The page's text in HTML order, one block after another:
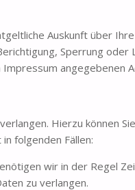
Auskunft über
Sperrung oder
angegebenen
Hierzu können
folgenden Fällen:
wir in der Regel
zu verlangen.